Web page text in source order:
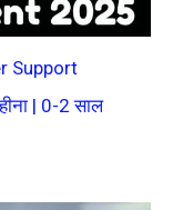
Support
| 0-2 साल